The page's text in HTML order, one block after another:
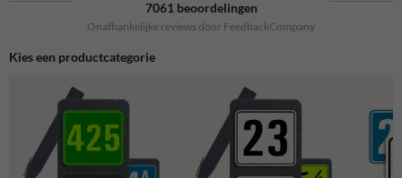
7061 beoordelingen
Onafhankelijke reviews door FeedbackCompany
Kies een productcategorie